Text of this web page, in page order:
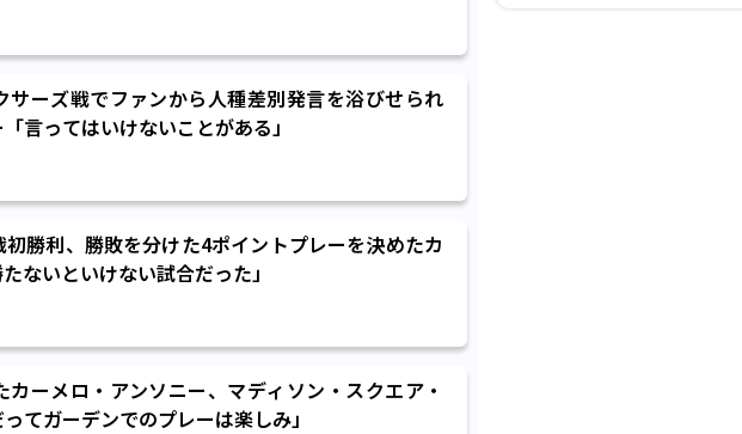
サーズ戦でファンから人種差別発言を浴びせられ
言ってはいけないことがある」
勝利、勝敗を分けた4ポイントプレーを決めたカ
ないといけない試合だった」
ーメロ・アンソニー、マディソン・スクエア・
てガーデンでのプレーは楽しみ」